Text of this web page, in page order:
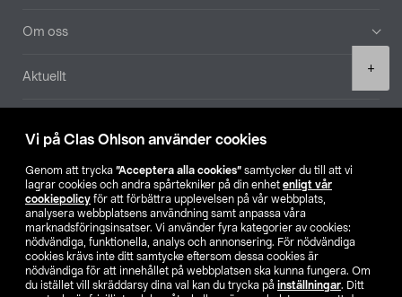
Vi på Clas Ohlson använder cookies
Genom att trycka ”Acceptera alla cookies” samtycker du till att vi
lagrar cookies och andra spårtekniker på din enhet enligt vår
cookiepolicy för att förbättra upplevelsen på vår webbplats,
analysera webbplatsens användning samt anpassa våra
marknadsföringsinsatser. Vi använder fyra kategorier av cookies:
nödvändiga, funktionella, analys och annonsering. För nödvändiga
cookies krävs inte ditt samtycke eftersom dessa cookies är
nödvändiga för att innehållet på webbplatsen ska kunna fungera. Om
du istället vill skräddarsy dina val kan du trycka på inställningar. Ditt
+
Om oss
Aktuellt
Hitta butik
SE NO FI